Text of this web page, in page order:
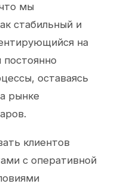
мы
стабильный и
на
постоянно
оставаясь
рынке
клиентов
с оперативной